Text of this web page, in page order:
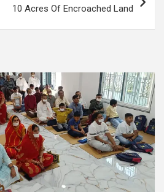
10 Acres Of Encroached Land